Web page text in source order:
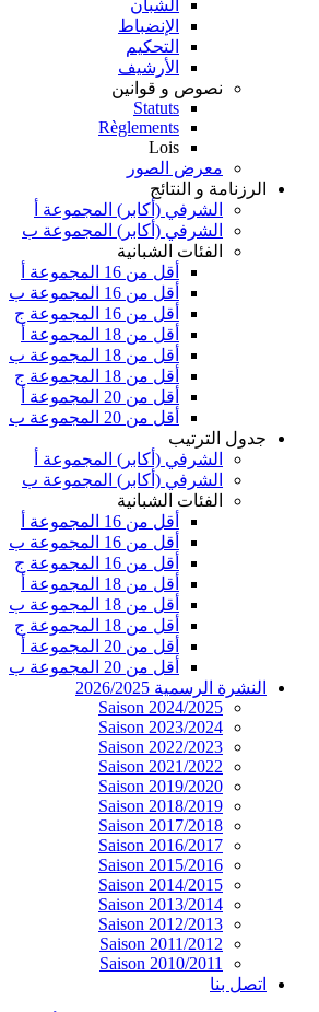
الشبان
الإنضباط
التحكيم
الأرشيف
نصوص و قوانين
Statuts
Règlements
Lois
معرض الصور
الرزنامة و النتائج
الشرفي (أكابر) المجموعة أ
الشرفي (أكابر) المجموعة ب
الفئات الشبانية
أقل من 16 المجموعة أ
أقل من 16 المجموعة ب
أقل من 16 المجموعة ج
أقل من 18 المجموعة أ
أقل من 18 المجموعة ب
أقل من 18 المجموعة ج
أقل من 20 المجموعة أ
أقل من 20 المجموعة ب
جدول الترتيب
الشرفي (أكابر) المجموعة أ
الشرفي (أكابر) المجموعة ب
الفئات الشبانية
أقل من 16 المجموعة أ
أقل من 16 المجموعة ب
أقل من 16 المجموعة ج
أقل من 18 المجموعة أ
أقل من 18 المجموعة ب
أقل من 18 المجموعة ج
أقل من 20 المجموعة أ
أقل من 20 المجموعة ب
النشرة الرسمية 2026/2025
Saison 2024/2025
Saison 2023/2024
Saison 2022/2023
Saison 2021/2022
Saison 2019/2020
Saison 2018/2019
Saison 2017/2018
Saison 2016/2017
Saison 2015/2016
Saison 2014/2015
Saison 2013/2014
Saison 2012/2013
Saison 2011/2012
Saison 2010/2011
اتصل بنا